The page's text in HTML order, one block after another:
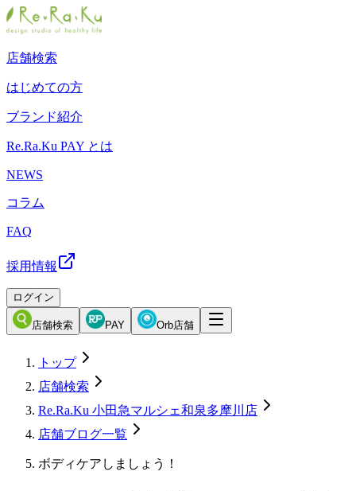
店舗検索
はじめての方
ブランド紹介
Re.Ra.Ku PAY とは
NEWS
コラム
FAQ
採用情報
ログイン
店舗検索 PAY Orb店舗
トップ
店舗検索
Re.Ra.Ku 小田急マルシェ和泉多摩川店
店舗ブログ一覧
ボディケアしましょう！